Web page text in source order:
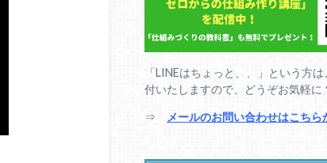
「LINEはちょっと、、」という方
付いたしますので、どうぞお気軽に
⇒ メールのお問い合わせはこちら